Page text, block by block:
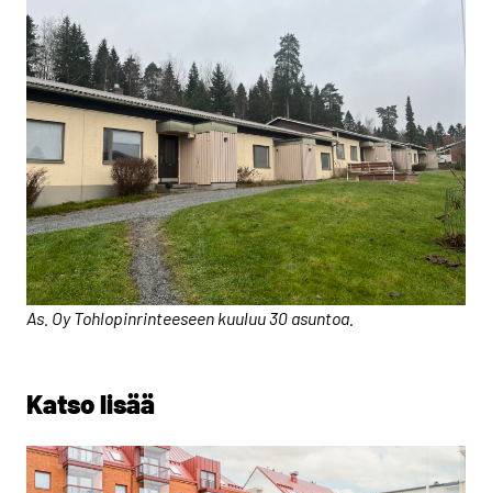
As. Oy Tohlopinrinteeseen kuuluu 30 asuntoa.
Katso lisää